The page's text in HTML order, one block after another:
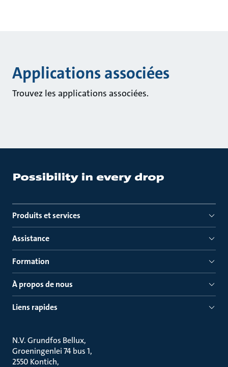
Applications associées
Trouvez les applications associées.
Produits et services
Assistance
Formation
À propos de nous
Liens rapides
N.V. Grundfos Bellux
Groeningenlei 74 bus 1
2550 Kontich